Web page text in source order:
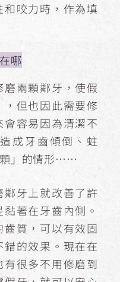
咬力時，作為填
哪
兩顆鄰牙，使假
但也因此需要修
容易因為清潔不
成牙齒傾倒、蛀
顆」的情形⋯⋯
牙上就改善了許
著在牙齒內側。
質，可以有效固
的效果。現在在
很多不用修磨到